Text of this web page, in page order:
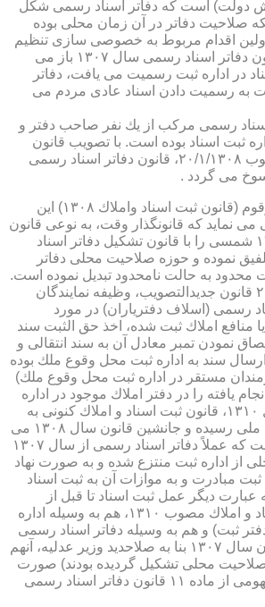
دولت) است كه دفاتر اسناد رسمی شكل
صلاحیت دفاتر در آن زمان محلی بوده
اقدام مربوط به خصوصی سازی تنظیم
اسناد مراجعان، به قانون دفاتر اسناد رسمی سال ۱۳۰۷ باز می
در اداره ثبت رسمیت می یافت، دفاتر
به رسمیت دادن اسناد عادی مردم می
رسمی مركب از یك نفر صاحب دفتر و
ثبت اسناد بوده است. با تصویب قانون
ثبت اسناد و املاك مصوب ۲۰/۱/۱۳۰۸، قانون دفاتر اسناد رسمی
نحوه نگارش قانون مرقوم (قانون ثبت اسناد واملاك ۱۳۰۸) این
می نماید كه قانونگذار وقت، به نوعی قانون
ثبت اسناد مصوب ۱۳۰۲ شمسی را با قانون تشكیل دفاتر اسناد
مصوب ۱۳۰۷ تلفیق نموده و حوزه صلاحیت محلی دفاتر
محدود به حالت نامحدود تبدیل نموده است.
مضافاً مطابق ماده ۲۰۳ قانون جدیدالتصویب، وظیفه نمایندگان
رسمی (اسلاف دفتریاران) در مورد
منافع املاك ثبت شده، اخذ حق الثبت سند
نمودن تمبر معادل آن به سند انتقالی و
سند به اداره ثبت محل وقوع ملك بوده
مستقر در اداره ثبت محل وقوع ملك)
یافته را در دفتر املاك موجود در اداره
ثبت درج نمایند.در سال ۱۳۱۰، قانون ثبت اسناد و املاك كنونی به
تصویب مجلس شورای ملی رسیده و جانشین قانون سال ۱۳۰۸ می
گردد و این در حالی است كه عملاً دفاتر اسناد رسمی از سال ۱۳۰۷
از اداره ثبت منتزع شده و به صورت نهاد
مبادرت و به موازات آن به ثبت اسناد
عبارت دیگر عمل ثبت اسناد تا قبل از
تصویب قانون ثبت اسناد و املاك مصوب ۱۳۱۰، هم به وسیله اداره
ثبت) و هم به وسیله دفاتر اسناد رسمی
(كه توسط ماده ۱ قانون سال ۱۳۰۷ بنا به صلاحدید وزیر عدلیه، آنهم
محلی تشكیل گردیده بودند) صورت
می گیرد. (برداشت مفهومی از ماده ۱۱ قانون دفاتر اسناد رسمی